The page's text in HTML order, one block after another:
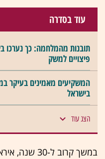
עוד בסדרה
תובנות מהמלחמה: כך נערכו
פיצויים למשק
המשקיעים מאמינים בעיקר
בישראל
הצג עוד
במשך קרוב ל-30 שנה, איראן הפכה לאויב המר ביותר